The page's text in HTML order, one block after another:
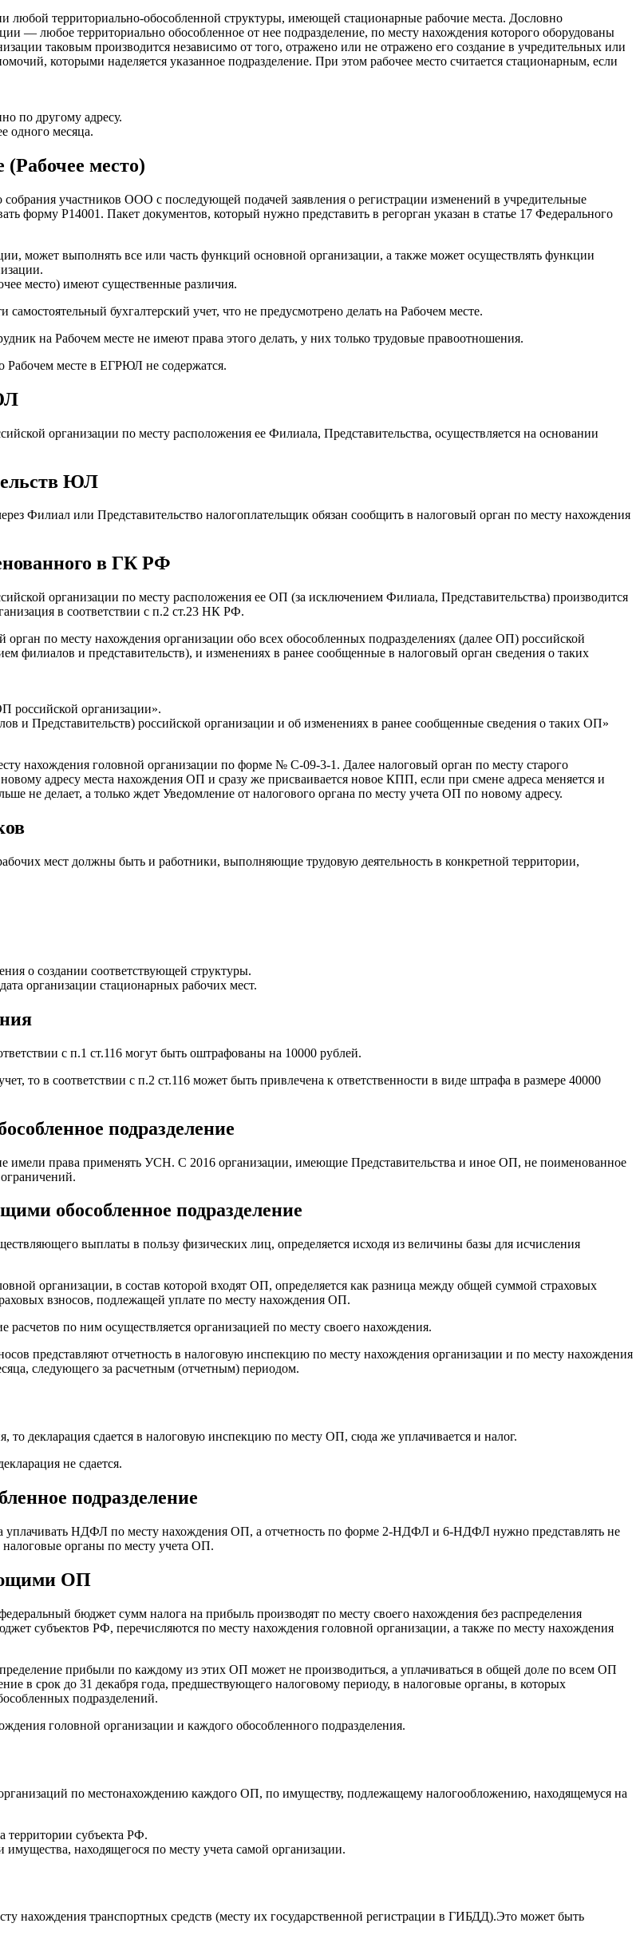
любой территориально-обособленной структуры, имеющей стационарные рабочие места. Дословно
— любое территориально обособленное от нее подразделение, по месту нахождения которого оборудованы
таковым производится независимо от того, отражено или не отражено его создание в учредительных или
которыми наделяется указанное подразделение. При этом рабочее место считается стационарным, если
по другому адресу.
одного месяца.
место)
участников ООО с последующей подачей заявления о регистрации изменений в учредительные
форму Р14001. Пакет документов, который нужно представить в регорган указан в статье 17 Федерального
может выполнять все или часть функций основной организации, а также может осуществлять функции
место) имеют существенные различия.
бухгалтерский учет, что не предусмотрено делать на Рабочем месте.
на Рабочем месте не имеют права этого делать, у них только трудовые правоотношения.
Рабочем месте в ЕГРЮЛ не содержатся.
организации по месту расположения ее Филиала, Представительства, осуществляется на основании
ЮЛ
Филиал или Представительство налогоплательщик обязан сообщить в налоговый орган по месту нахождения
в ГК РФ
организации по месту расположения ее ОП (за исключением Филиала, Представительства) производится
в соответствии с п.2 ст.23 НК РФ.
по месту нахождения организации обо всех обособленных подразделениях (далее ОП) российской
филиалов и представительств), и изменениях в ранее сообщенные в налоговый орган сведения о таких
российской организации».
Представительств) российской организации и об изменениях в ранее сообщенные сведения о таких ОП»
нахождения головной организации по форме № С-09-3-1. Далее налоговый орган по месту старого
адресу места нахождения ОП и сразу же присваивается новое КПП, если при смене адреса меняется и
не делает, а только ждет Уведомление от налогового органа по месту учета ОП по новому адресу.
мест должны быть и работники, выполняющие трудовую деятельность в конкретной территории,
о создании соответствующей структуры.
организации стационарных рабочих мест.
с п.1 ст.116 могут быть оштрафованы на 10000 рублей.
то в соответствии с п.2 ст.116 может быть привлечена к ответственности в виде штрафа в размере 40000
подразделение
имели права применять УСН. С 2016 организации, имеющие Представительства и иное ОП, не поименованное
обособленное подразделение
выплаты в пользу физических лиц, определяется исходя из величины базы для исчисления
организации, в состав которой входят ОП, определяется как разница между общей суммой страховых
взносов, подлежащей уплате по месту нахождения ОП.
по ним осуществляется организацией по месту своего нахождения.
представляют отчетность в налоговую инспекцию по месту нахождения организации и по месту нахождения
следующего за расчетным (отчетным) периодом.
декларация сдается в налоговую инспекцию по месту ОП, сюда же уплачивается и налог.
не сдается.
подразделение
уплачивать НДФЛ по месту нахождения ОП, а отчетность по форме 2-НДФЛ и 6-НДФЛ нужно представлять не
органы по месту учета ОП.
ОП
бюджет сумм налога на прибыль производят по месту своего нахождения без распределения
субъектов РФ, перечисляются по месту нахождения головной организации, а также по месту нахождения
прибыли по каждому из этих ОП может не производиться, а уплачиваться в общей доле по всем ОП
в срок до 31 декабря года, предшествующего налоговому периоду, в налоговые органы, в которых
подразделений.
головной организации и каждого обособленного подразделения.
по местонахождению каждого ОП, по имуществу, подлежащему налогообложению, находящемуся на
территории субъекта РФ.
находящегося по месту учета самой организации.
нахождения транспортных средств (месту их государственной регистрации в ГИБДД).Это может быть